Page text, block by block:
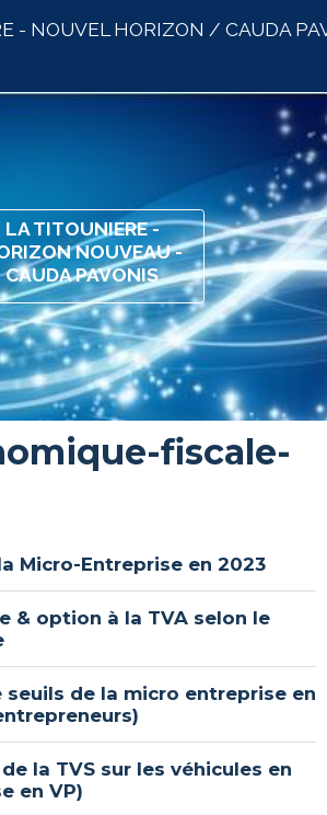
LA TITOUNIERE -
NOUVEAU -
CAUDA PAVONIS
fiscale-
Micro-Entreprise en 2023
& option à la TVA selon le
seuils de la micro entreprise en
la TVS sur les véhicules en
en VP)